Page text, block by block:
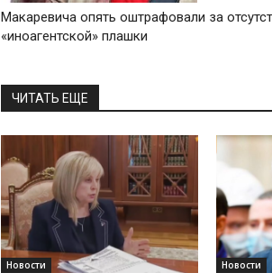
Макаревича опять оштрафовали за
«иноагентской» плашки
ЧИТАТЬ ЕЩЕ
Новости Новости